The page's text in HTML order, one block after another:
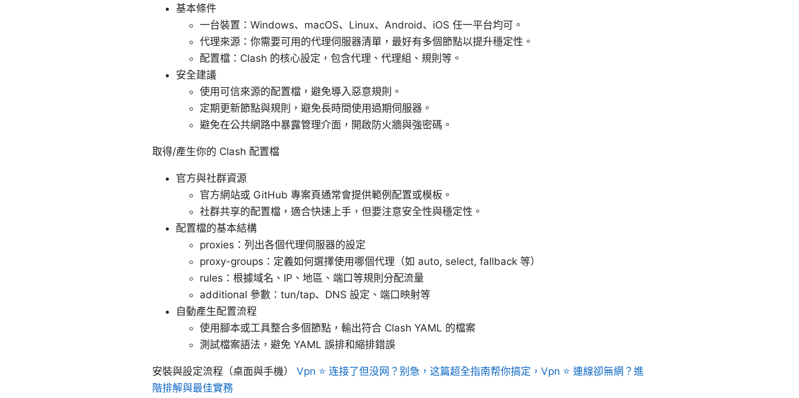
基本條件
一台裝置：Windows、macOS、Linux、Android、iOS 任一平台均可。
代理來源：你需要可用的代理伺服器清單，最好有多個節點以提升穩定性。
配置檔：Clash 的核心設定，包含代理、代理組、規則等。
安全建議
使用可信來源的配置檔，避免導入惡意規則。
定期更新節點與規則，避免長時間使用過期伺服器。
避免在公共網路中暴露管理介面，開啟防火牆與強密碼。
取得/產生你的 Clash 配置檔
官方與社群資源
官方網站或 GitHub 專案頁通常會提供範例配置或模板。
社群共享的配置檔，適合快速上手，但要注意安全性與穩定性。
配置檔的基本結構
proxies：列出各個代理伺服器的設定
proxy-groups：定義如何選擇使用哪個代理（如 auto, select, fallback 等）
rules：根據域名、IP、地區、端口等規則分配流量
additional 參數：tun/tap、DNS 設定、端口映射等
自動產生配置流程
使用腳本或工具整合多個節點，輸出符合 Clash YAML 的檔案
測試檔案語法，避免 YAML 誤排和縮排錯誤
安裝與設定流程（桌面與手機） Vpn ⭐ 连接了但没网？别急，这篇超全指南帮你搞定，Vpn ⭐ 連線卻無網？進
階排解與最佳實務